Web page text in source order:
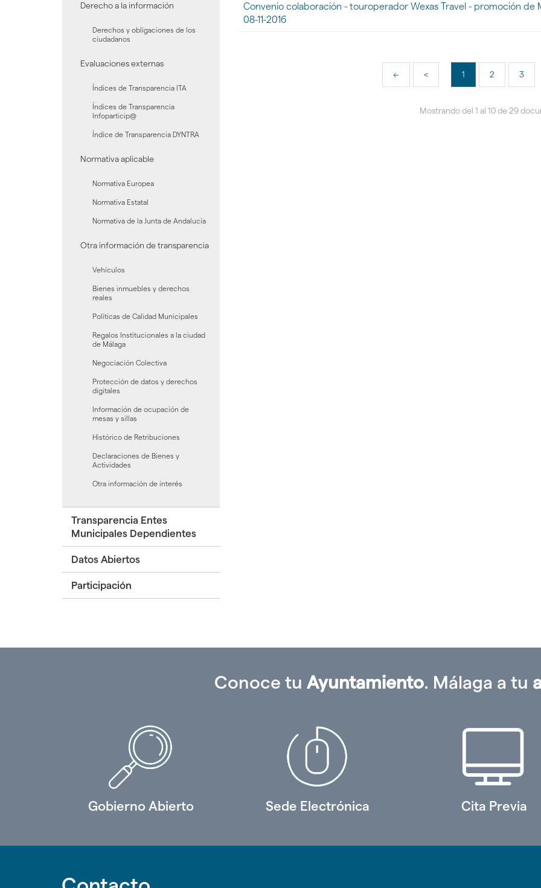
Derecho a la información
Derechos y obligaciones de los
ciudadanos
Evaluaciones externas
Índices de Transparencia ITA
Índices de Transparencia
Infoparticip@
Índice de Transparencia DYNTRA
Normativa aplicable
Normativa Europea
Normativa Estatal
Normativa de la Junta de Andalucía
Otra información de transparencia
Vehículos
Bienes inmuebles y derechos
reales
Políticas de Calidad Municipales
Regalos Institucionales a la ciudad
de Málaga
Negociación Colectiva
Protección de datos y derechos
digitales
Información de ocupación de
mesas y sillas
Histórico de Retribuciones
Declaraciones de Bienes y
Actividades
Otra información de interés
Transparencia Entes
Municipales Dependientes
Datos Abiertos
Participación
Convenio colaboración - touroperador Wexas Travel - promoción de
08-11-2016
<< < 1 2 3
Mostrando del 1 al 10 de 29
Conoce tu Ayuntamiento. Málaga a tu
Gobierno Abierto Sede Electrónica Cita Previa